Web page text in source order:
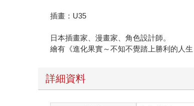
插畫：U35
日本插畫家、漫畫家、角色設計師。
繪有《進化果實～不知不覺踏上勝利的人
詳細資料